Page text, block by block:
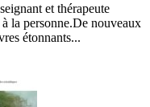
et thérapeute
la personne.De nouveaux
étonnants...